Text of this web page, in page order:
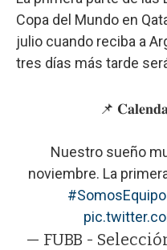
Copa del Mundo en
julio cuando reciba a
tres días más tarde
📌
Nuestro sueño
noviembre. La
— FUBB -